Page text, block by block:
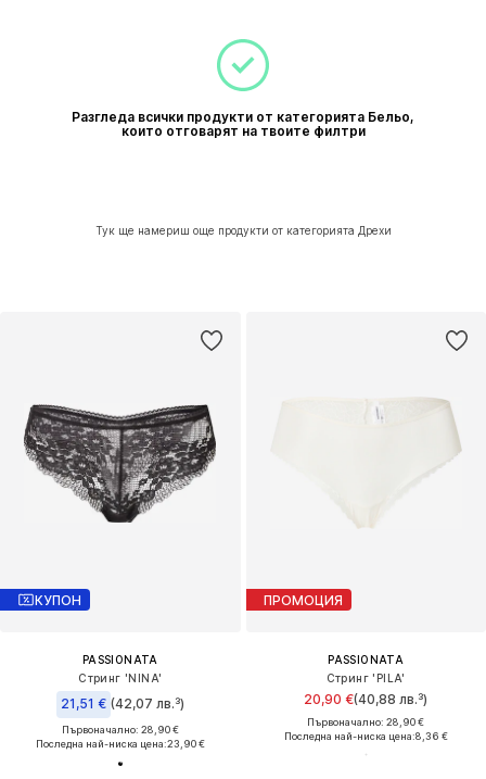
Разгледа всички продукти от категорията Бельо,
които отговарят на твоите филтри
Тук ще намериш още продукти от категорията Дрехи
КУПОН
PASSIONATA
Стринг 'NINA'
21,51 € (42,07 лв.³)
Първоначално: 28,90 €
Последна най-ниска цена:23,90 €
ПРОМОЦИЯ
PASSIONATA
Стринг 'PILA'
20,90 €(40,88 лв.³)
Първоначално: 28,90 €
Последна най-ниска цена:8,36 €